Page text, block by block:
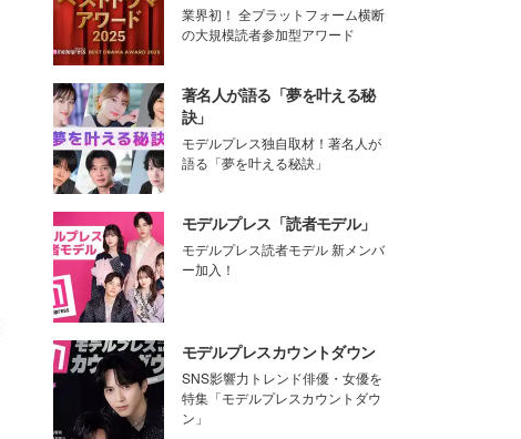
業界初！ 全プラットフォーム横断
の大規模読者参加型アワード
著名人が語る「夢を叶える秘
訣」
モデルプレス独自取材！著名人が
語る「夢を叶える秘訣」
モデルプレス「読者モデル」
モデルプレス読者モデル 新メンバ
ー加入！
モデルプレスカウントダウン
SNS影響力トレンド俳優・女優を
特集「モデルプレスカウントダウ
ン」